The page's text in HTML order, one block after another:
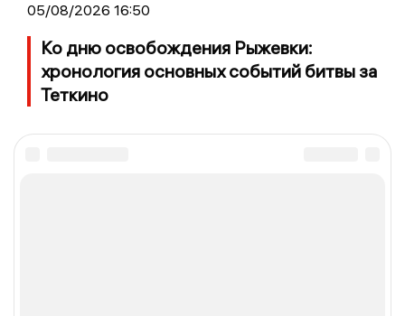
05/08/2026 16:50
Ко дню освобождения Рыжевки:
хронология основных событий битвы за
Теткино